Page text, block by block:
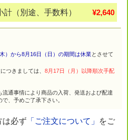
計（別途、手数料）
¥2,640
）から8月16日（日）の期間は休業とさせて
つきましては、 8月17日（月）以降順次手配
通事情により商品の入荷、発送および配達
、予めご了承下さい。
は必ず 「ご注文について」
をご